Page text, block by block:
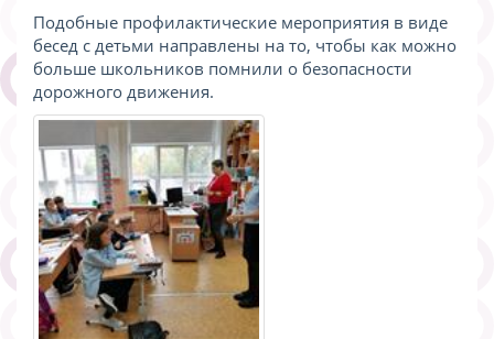
Подобные профилактические мероприятия в виде
бесед с детьми направлены на то, чтобы как можно
больше школьников помнили о безопасности
дорожного движения.